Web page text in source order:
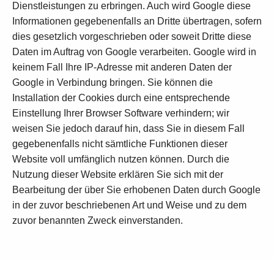
Dienstleistungen zu erbringen. Auch wird Google diese
Informationen gegebenenfalls an Dritte übertragen, sofern
dies gesetzlich vorgeschrieben oder soweit Dritte diese
Daten im Auftrag von Google verarbeiten. Google wird in
keinem Fall Ihre IP-Adresse mit anderen Daten der
Google in Verbindung bringen. Sie können die
Installation der Cookies durch eine entsprechende
Einstellung Ihrer Browser Software verhindern; wir
weisen Sie jedoch darauf hin, dass Sie in diesem Fall
gegebenenfalls nicht sämtliche Funktionen dieser
Website voll umfänglich nutzen können. Durch die
Nutzung dieser Website erklären Sie sich mit der
Bearbeitung der über Sie erhobenen Daten durch Google
in der zuvor beschriebenen Art und Weise und zu dem
zuvor benannten Zweck einverstanden.